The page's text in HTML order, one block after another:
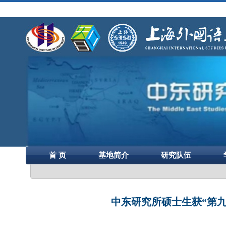
首 页 基地简介 研究队伍
中东研究所硕士生获“第